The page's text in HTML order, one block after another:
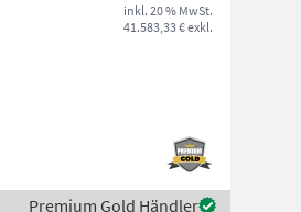
inkl. 20 % MwSt.
41.583,33 € exkl.
Premium Gold Händler